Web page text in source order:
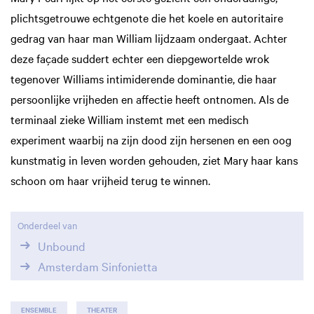
plichtsgetrouwe echtgenote die het koele en autoritaire
gedrag van haar man William lijdzaam ondergaat. Achter
deze façade suddert echter een diepgewortelde wrok
tegenover Williams intimiderende dominantie, die haar
persoonlijke vrijheden en affectie heeft ontnomen. Als de
terminaal zieke William instemt met een medisch
experiment waarbij na zijn dood zijn hersenen en een oog
kunstmatig in leven worden gehouden, ziet Mary haar kans
schoon om haar vrijheid terug te winnen.
Onderdeel van
Unbound
Amsterdam Sinfonietta
ENSEMBLE THEATER